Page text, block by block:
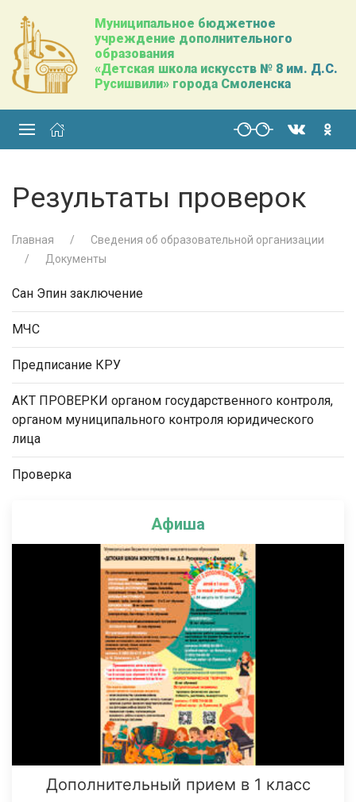
Муниципальное бюджетное
учреждение дополнительного
образования
«Детская школа искусств № 8 им. Д.С.
Русишвили» города Смоленска
Афиша
Дополнительный прием в 1 класс
Результаты проверок
Главная
Сведения об образовательной организации
Документы
Сан Эпин заключение
МЧС
Предписание КРУ
АКТ ПРОВЕРКИ органом государственного контроля,
органом муниципального контроля юридического
лица
Проверка